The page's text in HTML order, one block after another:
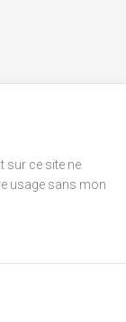
sur ce site ne
usage sans mon